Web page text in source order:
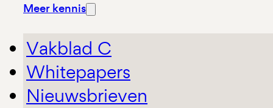
Meer kennis
Vakblad C
Whitepapers
Nieuwsbrieven